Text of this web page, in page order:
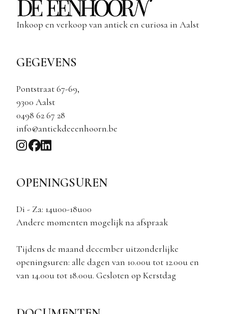
Inkoop en verkoop van antiek en curiosa in Aalst
GEGEVENS
Pontstraat 67-69,
9300 Aalst
0498 62 67 28
info@antiekdeeenhoorn.be
OPENINGSUREN
Di - Za: 14u00-18u00
Andere momenten mogelijk na afspraak
Tijdens de maand december uitzonderlijke
openingsuren: alle dagen van 10.00u tot 12.00u en
van 14.00u tot 18.00u. Gesloten op Kerstdag